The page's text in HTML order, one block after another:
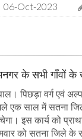
06-Oct-2023
के सभी गाँवों
पिछड़ा वर्ग एवं
एक साल में सतना
इस कार्य को
को सतना जिले के